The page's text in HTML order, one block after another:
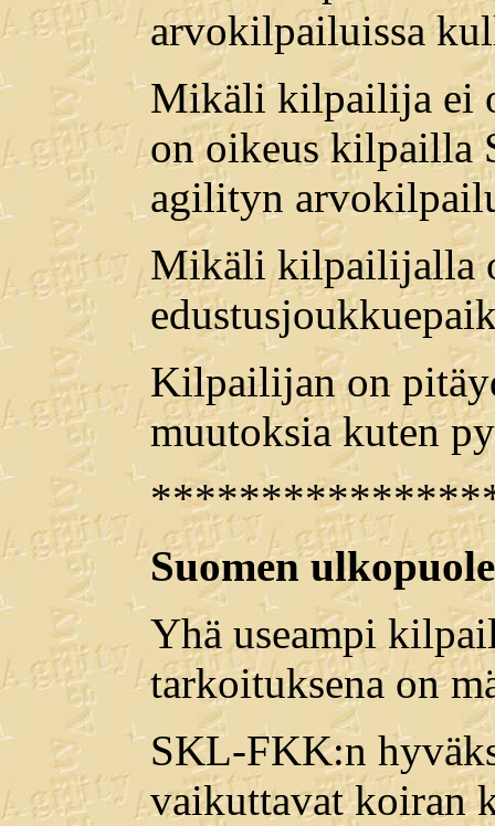
arvokilpailuissa
Mikäli kilpailija ei
on oikeus kilpailla
agilityn
Mikäli kilpailijalla
Kilpailijan on
muutoksia kuten
Suomen
Yhä useampi
tarkoituksena on
SKL-FKK:n
vaikuttavat koiran